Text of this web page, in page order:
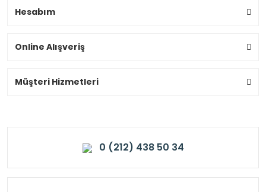
Hesabım
Online Alışveriş
Müşteri Hizmetleri
0 (212) 438 50 34